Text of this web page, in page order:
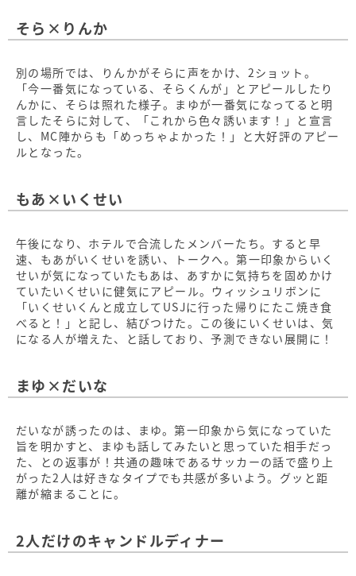
そら×りんか
別の場所では、りんかがそらに声をかけ、2ショット。
「今一番気になっている、そらくんが」とアピールしたり
んかに、そらは照れた様子。まゆが一番気になってると明
言したそらに対して、「これから色々誘います！」と宣言
し、MC陣からも「めっちゃよかった！」と大好評のアピー
ルとなった。
もあ×いくせい
午後になり、ホテルで合流したメンバーたち。すると早
速、もあがいくせいを誘い、トークへ。第一印象からいく
せいが気になっていたもあは、あすかに気持ちを固めかけ
ていたいくせいに健気にアピール。ウィッシュリボンに
「いくせいくんと成立してUSJに行った帰りにたこ焼き食
べると！」と記し、結びつけた。この後にいくせいは、気
になる人が増えた、と話しており、予測できない展開に！
まゆ×だいな
だいなが誘ったのは、まゆ。第一印象から気になっていた
旨を明かすと、まゆも話してみたいと思っていた相手だっ
た、との返事が！共通の趣味であるサッカーの話で盛り上
がった2人は好きなタイプでも共感が多いよう。グッと距
離が縮まることに。
2人だけのキャンドルディナー